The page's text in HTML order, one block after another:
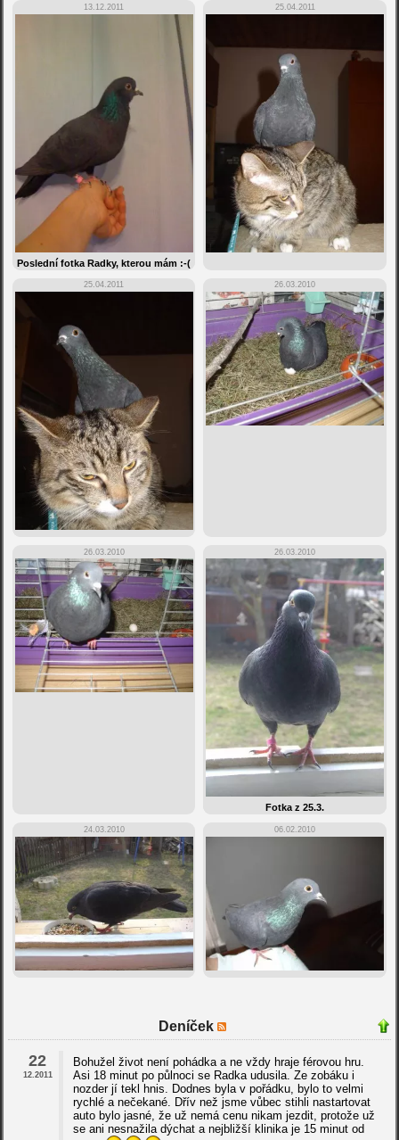
13.12.2011
Poslední fotka Radky, kterou mám :-(
25.04.2011
25.04.2011 26.03.2010
26.03.2010 26.03.2010
Fotka z 25.3.
24.03.2010 06.02.2010
Deníček
22
12.2011
Bohužel život není pohádka a ne vždy hraje férovou hru.
Asi 18 minut po půlnoci se Radka udusila. Ze zobáku i
nozder jí tekl hnis. Dodnes byla v pořádku, bylo to velmi
rychlé a nečekané. Dřív než jsme vůbec stihli nastartovat
auto bylo jasné, že už nemá cenu nikam jezdit, protože už
se ani nesnažila dýchat a nejbližší klinika je 15 minut od